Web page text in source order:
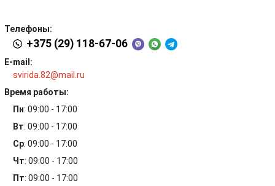
Телефоны:
+375 (29) 118-67-06
E-mail:
svirida.82@mail.ru
Время работы:
Пн: 09:00 - 17:00
Вт: 09:00 - 17:00
Ср: 09:00 - 17:00
Чт: 09:00 - 17:00
Пт: 09:00 - 17:00